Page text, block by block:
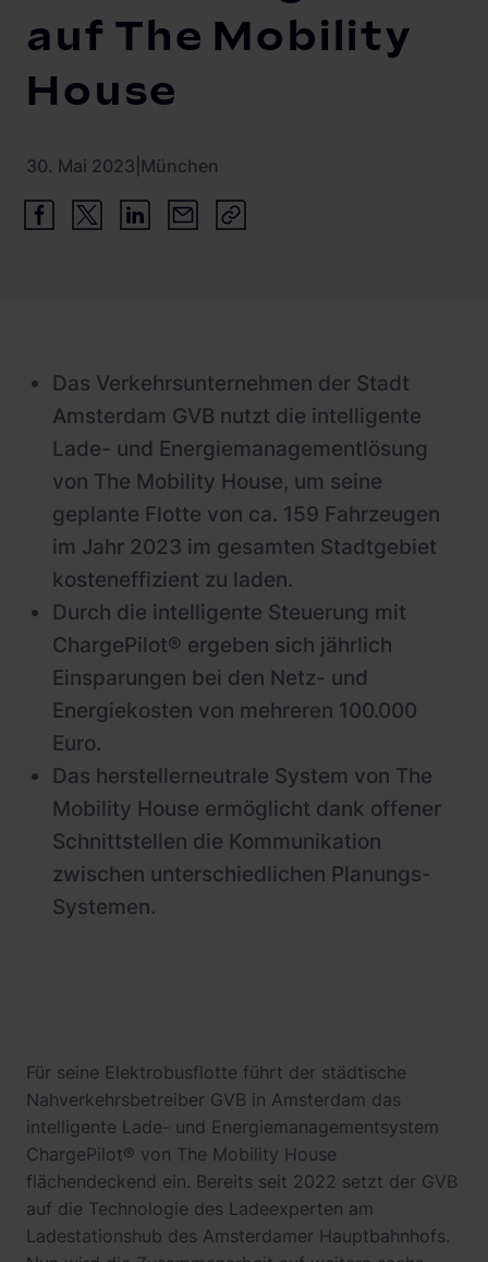
Ladesäulen
PV-fähige Wallboxen
Set-Angebote
Hersteller
Vehicle-to-Grid
Gewerbespeicher
auf The Mobility
House
30. Mai 2023 München
Das Verkehrsunternehmen der Stadt
Amsterdam GVB nutzt die intelligente
Lade- und Energiemanagementlösung
von The Mobility House, um seine
geplante Flotte von ca. 159 Fahrzeugen
im Jahr 2023 im gesamten Stadtgebiet
kosteneffizient zu laden.
Durch die intelligente Steuerung mit
ChargePilot® ergeben sich jährlich
Einsparungen bei den Netz- und
Energiekosten von mehreren 100.000
Euro.
Das herstellerneutrale System von The
Mobility House ermöglicht dank offener
Schnittstellen die Kommunikation
zwischen unterschiedlichen Planungs-
Systemen.
Für seine Elektrobusflotte führt der städtische
Nahverkehrsbetreiber GVB in Amsterdam das
intelligente Lade- und Energiemanagementsystem
ChargePilot® von The Mobility House
flächendeckend ein. Bereits seit 2022 setzt der GVB
auf die Technologie des Ladeexperten am
Ladestationshub des Amsterdamer Hauptbahnhofs.